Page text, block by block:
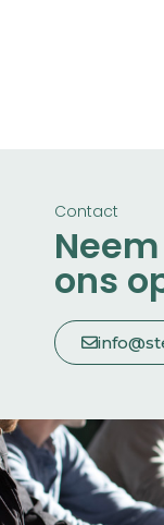
Contact
ons